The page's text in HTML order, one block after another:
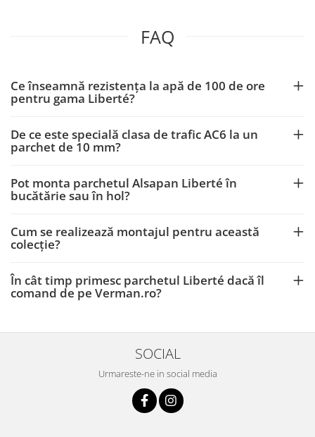
FAQ
Ce înseamnă rezistența la apă de 100 de ore
pentru gama Liberté?
De ce este specială clasa de trafic AC6 la un
parchet de 10 mm?
Pot monta parchetul Alsapan Liberté în
bucătărie sau în hol?
Cum se realizează montajul pentru această
colecție?
În cât timp primesc parchetul Liberté dacă îl
comand de pe Verman.ro?
SOCIAL
Urmareste-ne in social media